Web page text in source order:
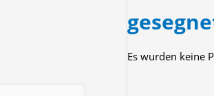
Es wurden keine